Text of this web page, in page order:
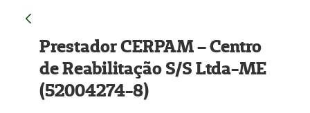
Prestador CERPAM – Centro
de Reabilitação S/S Ltda-ME
(52004274-8)